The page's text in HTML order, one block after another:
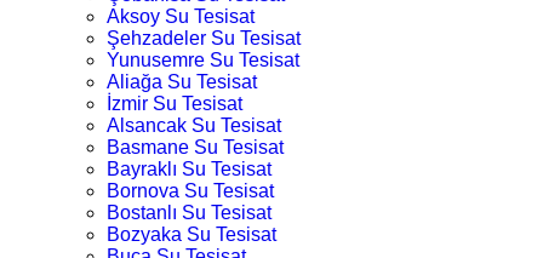
Aksoy Su Tesisat
Şehzadeler Su Tesisat
Yunusemre Su Tesisat
Aliağa Su Tesisat
İzmir Su Tesisat
Alsancak Su Tesisat
Basmane Su Tesisat
Bayraklı Su Tesisat
Bornova Su Tesisat
Bostanlı Su Tesisat
Bozyaka Su Tesisat